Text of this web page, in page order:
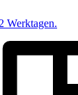
Werktagen.